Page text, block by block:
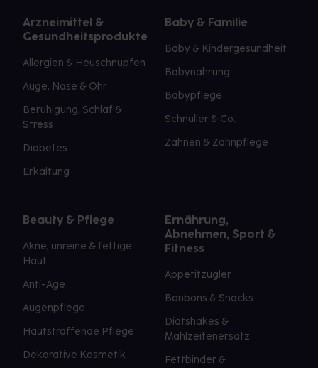
Arzneimittel &
Gesundheitsprodukte
Allergien & Heuschnupfen
Auge, Nase & Ohr
Beruhigung, Schlaf &
Stress
Diabetes
Erkältung
Baby & Familie
Baby & Kindergesundheit
Babynahrung
Babypflege
Schnuller & Co.
Zahnen & Zahnpflege
Beauty & Pflege
Akne, unreine & fettige
Haut
Anti-Age
Augenpflege
Hautstraffende Pflege
Dekorative Kosmetik
Ernährung,
Abnehmen, Sport &
Fitness
Appetitzügler
Bonbons & Snacks
Diätshakes &
Mahlzeitenersatz
Fettbinder &